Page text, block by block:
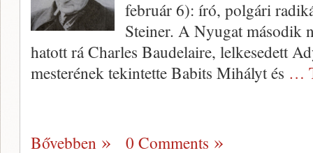
február 6): író, polgári
Steiner. A Nyugat második
hatott rá Charles Baudelaire, lelkesedett
mesterének tekintette Babits Mihályt és …
Bővebben 0 Comments